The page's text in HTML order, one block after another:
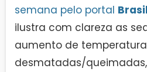
semana pelo portal
ilustra com clareza as
aumento de
desmatadas/